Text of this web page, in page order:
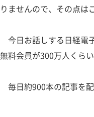
りませんので、その点は
今日お話しする日経電
無料会員が300万人くら
毎日約900本の記事を配